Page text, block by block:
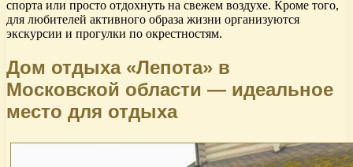
спорта или просто отдохнуть на свежем воздухе. Кроме того,
для любителей активного образа жизни организуются
экскурсии и прогулки по окрестностям.
Дом отдыха «Лепота» в
Московской области — идеальное
место для отдыха